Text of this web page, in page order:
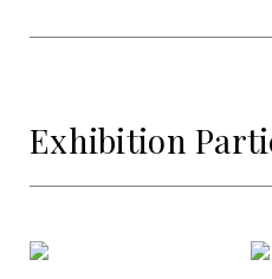
Exhibition